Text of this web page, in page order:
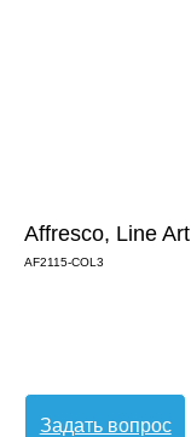
Affresco, Line Art
AF2115-COL3
Задать вопрос